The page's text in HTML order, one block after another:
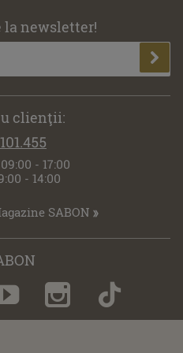
la newsletter!
clienţii:
- 17:00
- 14:00
SABON